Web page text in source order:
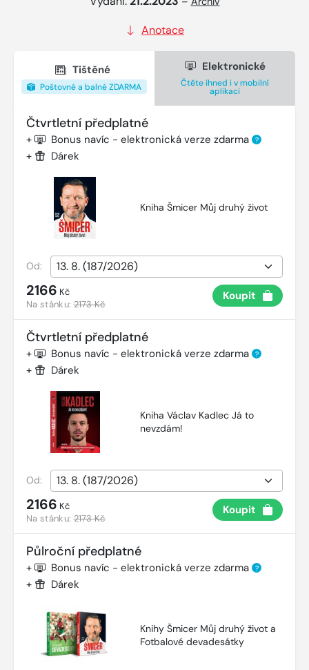
Anotace
Tištěné
Poštovné a balné ZDARMA
Elektronické
Čtěte ihned i v mobilní
aplikaci
Čtvrtletní předplatné
+ Bonus navíc - elektronická verze zdarma ?
+ Dárek
Kniha Šmicer Můj druhý život
Od:
2166 Kč
Na stánku:2173 Kč
Koupit
Čtvrtletní předplatné
+ Bonus navíc - elektronická verze zdarma ?
+ Dárek
Kniha Václav Kadlec Já to
nevzdám!
Od:
2166 Kč
Na stánku:2173 Kč
Koupit
Půlroční předplatné
+ Bonus navíc - elektronická verze zdarma ?
+ Dárek
Knihy Šmicer Můj druhý život a
Fotbalové devadesátky